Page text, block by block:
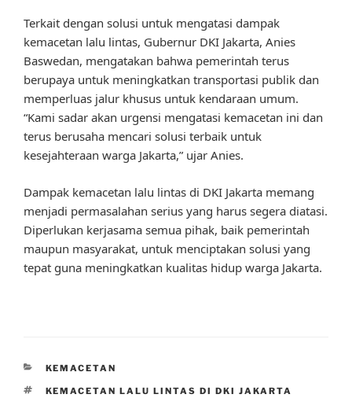
Terkait dengan solusi untuk mengatasi dampak
kemacetan lalu lintas, Gubernur DKI Jakarta, Anies
Baswedan, mengatakan bahwa pemerintah terus
berupaya untuk meningkatkan transportasi publik dan
memperluas jalur khusus untuk kendaraan umum.
“Kami sadar akan urgensi mengatasi kemacetan ini dan
terus berusaha mencari solusi terbaik untuk
kesejahteraan warga Jakarta,” ujar Anies.
Dampak kemacetan lalu lintas di DKI Jakarta memang
menjadi permasalahan serius yang harus segera diatasi.
Diperlukan kerjasama semua pihak, baik pemerintah
maupun masyarakat, untuk menciptakan solusi yang
tepat guna meningkatkan kualitas hidup warga Jakarta.
CATEGORIES
KEMACETAN
TAGS
KEMACETAN LALU LINTAS DI DKI JAKARTA